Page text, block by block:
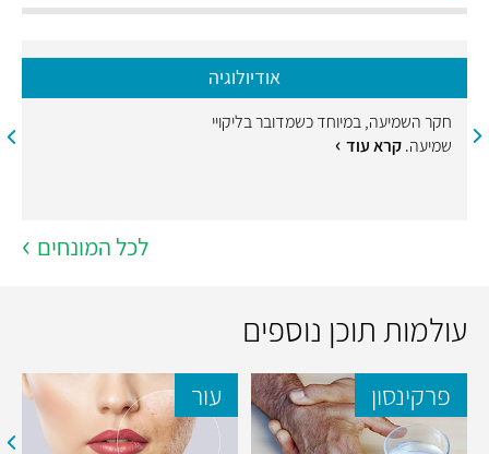
אודיולוגיה
חקר השמיעה, במיוחד כשמדובר בליקויי
שמיעה.קרא עוד
לכל המונחים
עולמות תוכן נוספים
פרקינסון עור